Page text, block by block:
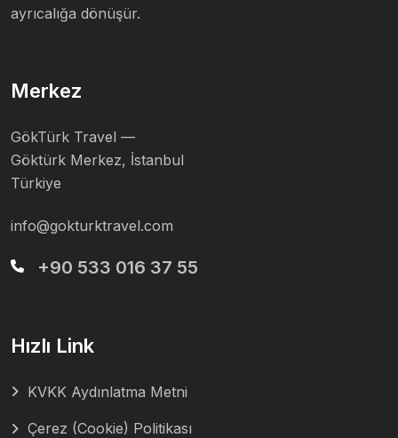
ayrıcalığa dönüşür.
Merkez
GökTürk Travel —
Göktürk Merkez, İstanbul
Türkiye
info@gokturktravel.com
+90 533 016 37 55
Hızlı Link
KVKK Aydınlatma Metni
Çerez (Cookie) Politikası